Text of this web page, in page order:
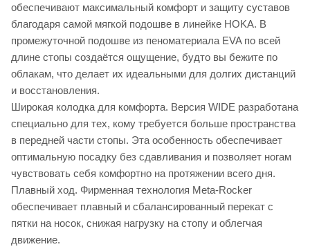
обеспечивают максимальный комфорт и защиту суставов
благодаря самой мягкой подошве в линейке HOKA. В
промежуточной подошве из пеноматериала EVA по всей
длине стопы создаётся ощущение, будто вы бежите по
облакам, что делает их идеальными для долгих дистанций
и восстановления.
Широкая колодка для комфорта. Версия WIDE разработана
специально для тех, кому требуется больше пространства
в передней части стопы. Эта особенность обеспечивает
оптимальную посадку без сдавливания и позволяет ногам
чувствовать себя комфортно на протяжении всего дня.
Плавный ход. Фирменная технология Meta-Rocker
обеспечивает плавный и сбалансированный перекат с
пятки на носок, снижая нагрузку на стопу и облегчая
движение.